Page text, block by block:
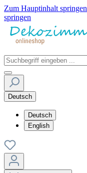
Zum Hauptinhalt springen
springen
Deutsch
Deutsch
English